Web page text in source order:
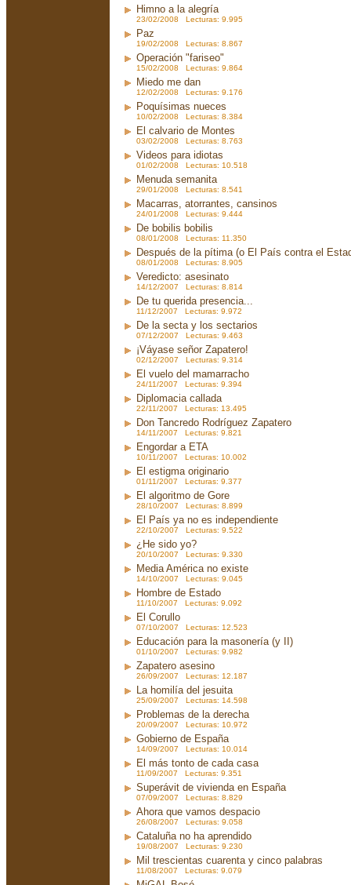
Himno a la alegría
23/02/2008 Lecturas: 9.995
Paz
19/02/2008 Lecturas: 8.867
Operación "fariseo"
15/02/2008 Lecturas: 9.864
Miedo me dan
12/02/2008 Lecturas: 9.176
Poquísimas nueces
10/02/2008 Lecturas: 8.384
El calvario de Montes
03/02/2008 Lecturas: 8.763
Videos para idiotas
01/02/2008 Lecturas: 10.518
Menuda semanita
29/01/2008 Lecturas: 8.541
Macarras, atorrantes, cansinos
24/01/2008 Lecturas: 9.444
De bobilis bobilis
08/01/2008 Lecturas: 11.350
Después de la pítima (o El País contra el
08/01/2008 Lecturas: 8.905
Veredicto: asesinato
14/12/2007 Lecturas: 8.814
De tu querida presencia...
11/12/2007 Lecturas: 9.972
De la secta y los sectarios
07/12/2007 Lecturas: 9.463
¡Váyase señor Zapatero!
02/12/2007 Lecturas: 9.314
El vuelo del mamarracho
24/11/2007 Lecturas: 9.394
Diplomacia callada
22/11/2007 Lecturas: 13.495
Don Tancredo Rodríguez Zapatero
14/11/2007 Lecturas: 9.821
Engordar a ETA
10/11/2007 Lecturas: 10.002
El estigma originario
01/11/2007 Lecturas: 9.377
El algoritmo de Gore
28/10/2007 Lecturas: 8.899
El País ya no es independiente
22/10/2007 Lecturas: 9.522
¿He sido yo?
20/10/2007 Lecturas: 9.330
Media América no existe
14/10/2007 Lecturas: 9.045
Hombre de Estado
11/10/2007 Lecturas: 9.092
El Corullo
07/10/2007 Lecturas: 12.523
Educación para la masonería (y II)
01/10/2007 Lecturas: 9.982
Zapatero asesino
26/09/2007 Lecturas: 12.187
La homilía del jesuita
25/09/2007 Lecturas: 14.598
Problemas de la derecha
20/09/2007 Lecturas: 10.972
Gobierno de España
14/09/2007 Lecturas: 10.014
El más tonto de cada casa
11/09/2007 Lecturas: 9.351
Superávit de vivienda en España
07/09/2007 Lecturas: 8.829
Ahora que vamos despacio
26/08/2007 Lecturas: 9.058
Cataluña no ha aprendido
19/08/2007 Lecturas: 9.230
Mil trescientas cuarenta y cinco palabras
11/08/2007 Lecturas: 9.079